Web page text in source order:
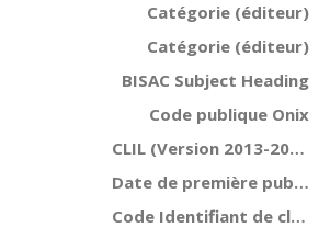
Catégorie (éditeur)
Catégorie (éditeur)
BISAC Subject Heading
Code publique Onix
CLIL (Version 2013-2019 )
Date de première publication du titre
Code Identifiant de classement sujet